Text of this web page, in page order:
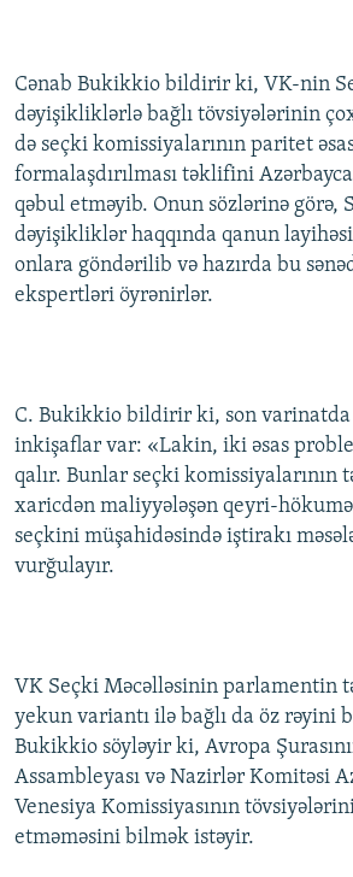
Cənab Bukikkio bildirir ki, VK-nin
dəyişikliklərlə bağlı tövsiyələrinin
də seçki komissiyalarının paritet
formalaşdırılması təklifini
qəbul etməyib. Onun sözlərinə görə,
dəyişikliklər haqqında qanun
onlara göndərilib və hazırda bu
ekspertləri öyrənirlər.
C. Bukikkio bildirir ki, son varinatda
inkişaflar var: «Lakin, iki əsas
qalır. Bunlar seçki komissiyalarının
xaricdən maliyyələşən qeyri-
seçkini müşahidəsində iştirakı
vurğulayır.
VK Seçki Məcəlləsinin parlamentin
yekun variantı ilə bağlı da öz rəyini
Bukikkio söyləyir ki, Avropa
Assambleyası və Nazirlər Komitəsi
Venesiya Komissiyasının
etməməsini bilmək istəyir.